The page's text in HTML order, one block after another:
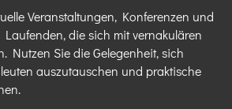
Veranstaltungen, Konferenzen und
die sich mit vernakulären
Nutzen Sie die Gelegenheit, sich
auszutauschen und praktische